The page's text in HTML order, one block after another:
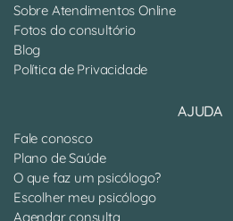
Sobre Atendimentos Online
Fotos do consultório
Blog
Política de Privacidade
AJUDA
Fale conosco
Plano de Saúde
O que faz um psicólogo?
Escolher meu psicólogo
Agendar consulta